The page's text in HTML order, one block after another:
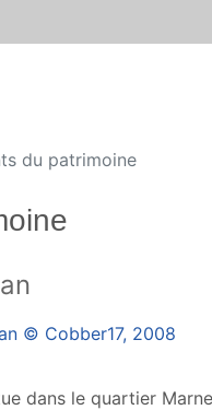
du patrimoine
dans le quartier